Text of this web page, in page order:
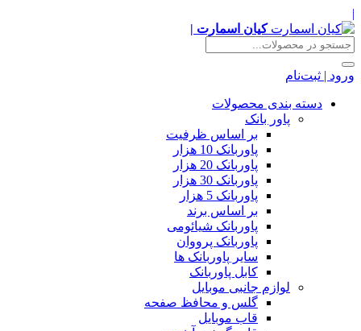
|
کیان اسمارت |
ورود | ثبت‌نام
دسته بندی محصولات
پاور بانک
بر اساس ظرفیت
پاوربانک 10 هزار
پاوربانک 20 هزار
پاوربانک 30 هزار
پاوربانک 5 هزار
بر اساس برند
پاوربانک شیائومی
پاوربانک پرووان
سایر پاوربانک ها
کابل پاوربانک
لوازم جانبی موبایل
گلس و محافظ صفحه
قاب موبایل